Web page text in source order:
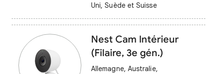
Uni, Suède et Suisse
Nest Cam Intérieur
(Filaire, 3e gén.)
Allemagne, Australie,